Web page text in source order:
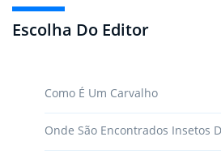
Escolha Do Editor
Como É Um Carvalho
Onde São Encontrados Insetos